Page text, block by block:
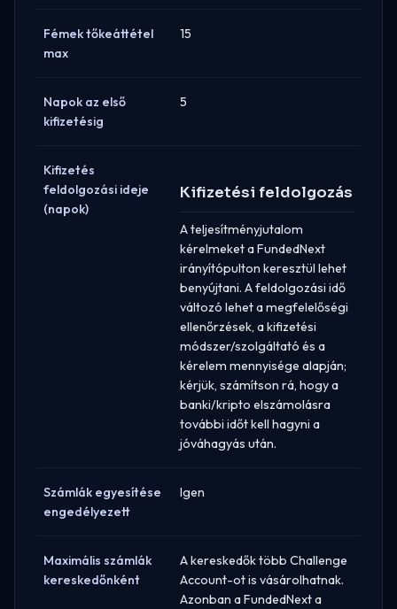
Fémek tőkeáttétel
max
15
Napok az első
kifizetésig
5
Kifizetés
feldolgozási ideje
(napok)
Kifizetési feldolgozás
A teljesítményjutalom
kérelmeket a FundedNext
irányítópulton keresztül lehet
benyújtani. A feldolgozási idő
változó lehet a megfelelőségi
ellenőrzések, a kifizetési
módszer/szolgáltató és a
kérelem mennyisége alapján;
kérjük, számítson rá, hogy a
banki/kripto elszámolásra
további időt kell hagyni a
jóváhagyás után.
Számlák egyesítése
engedélyezett
Igen
Maximális számlák
kereskedőnként
A kereskedők több Challenge
Account-ot is vásárolhatnak.
Azonban a FundedNext a